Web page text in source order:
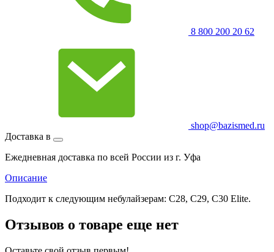
8 800 200 20 62
shop@bazismed.ru
Доставка в
Ежедневная доставка по всей России из г. Уфа
Описание
Подходит к следующим небулайзерам: С28, С29, С30 Elite.
Отзывов о товаре еще нет